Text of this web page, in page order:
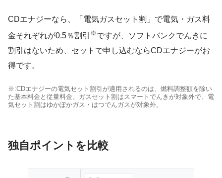
CDエナジーなら、「電気ガスセット割」で電気・ガス料
金それぞれが0.5％割引
※ ですが、ソフトバンクでんきに
割引はないため、セットで申し込むならCDエナジーがお
得です。
※:CDエナジーの電気セット割引が適用されるのは、燃料調整額を除い
た基本料金と従量料金。ガスセット割はスマートでんきが対象外で、電
気セット割はゆかぽかガス・はつでんガスが対象外。
独自ポイントを比較